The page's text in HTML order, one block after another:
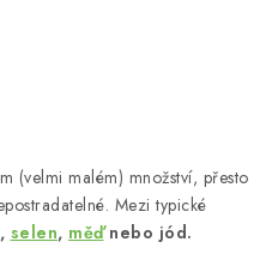
(velmi malém) množství, přesto
Mezi typické
, selen, měďnebo jód.